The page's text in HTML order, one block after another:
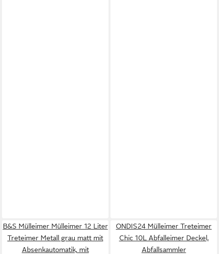
B&S Mülleimer Mülleimer 12 Liter
Treteimer Metall grau matt mit
Absenkautomatik, mit
ONDIS24 Mülleimer Treteimer
Chic 10L Abfalleimer Deckel,
Abfallsammler